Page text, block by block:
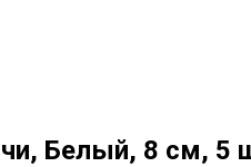
Белый, 8 см, 5